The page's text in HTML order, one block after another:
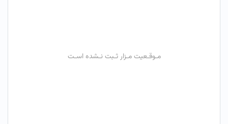
مـوقـعیت مـزار ثـبت نـشده اسـت